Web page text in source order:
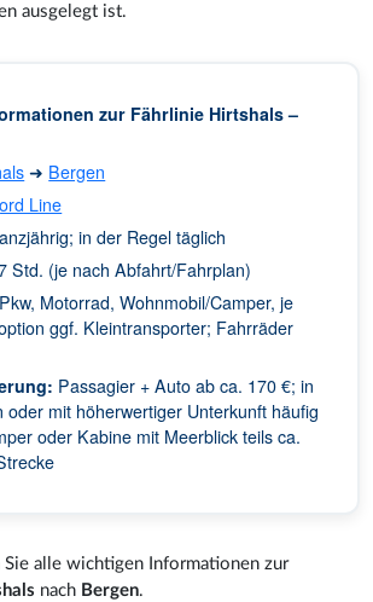
ausgelegt ist.
zur Fährlinie Hirtshals –
➜ Bergen
Line
in der Regel täglich
Std. (je nach Abfahrt/Fahrplan)
Pkw, Motorrad, Wohnmobil/Camper, je
ggf. Kleintransporter; Fahrräder
Passagier + Auto ab ca. 170 €; in
oder mit höherwertiger Unterkunft häufig
oder Kabine mit Meerblick teils ca.
alle wichtigen Informationen zur
nach Bergen.